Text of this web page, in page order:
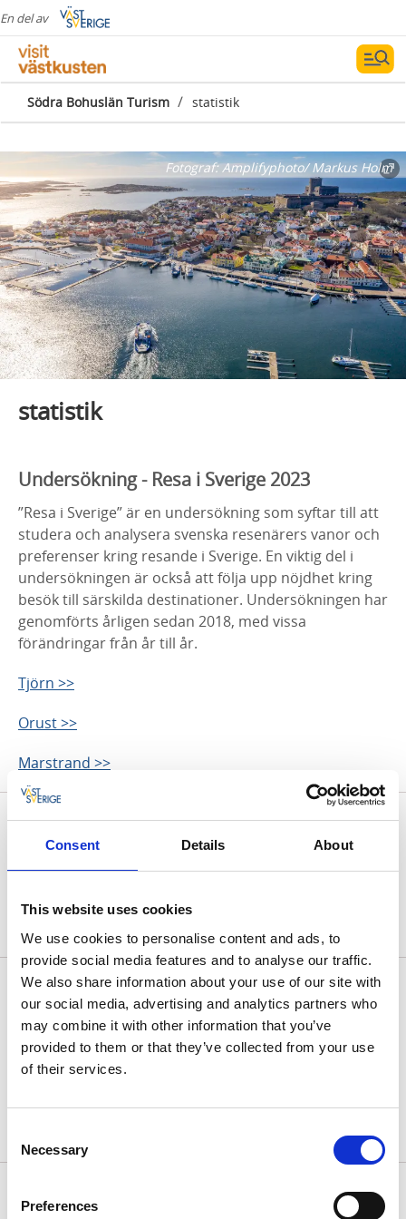
Consent Details About
This website uses cookies
We use cookies to personalise content and ads, to
provide social media features and to analyse our traffic.
We also share information about your use of our site with
our social media, advertising and analytics partners who
may combine it with other information that you’ve
provided to them or that they’ve collected from your use
of their services.
Selection
Necessary
Preferences
En del av
Södra Bohuslän Turism / statistik
Fotograf:Amplifyphoto/ Markus Holm
statistik
Undersökning - Resa i Sverige 2023
”Resa i Sverige” är en undersökning som syftar till att
studera och analysera svenska resenärers vanor och
preferenser kring resande i Sverige. En viktig del i
undersökningen är också att följa upp nöjdhet kring
besök till särskilda destinationer. Undersökningen har
genomförts årligen sedan 2018, med vissa
förändringar från år till år.
Tjörn >>
Orust >>
Marstrand >>
Undersökning - Resa i Sverige 2021
Tjörn >>
Undersökning - Resa i Sverige 2020
Orust >>
Tjörn >>